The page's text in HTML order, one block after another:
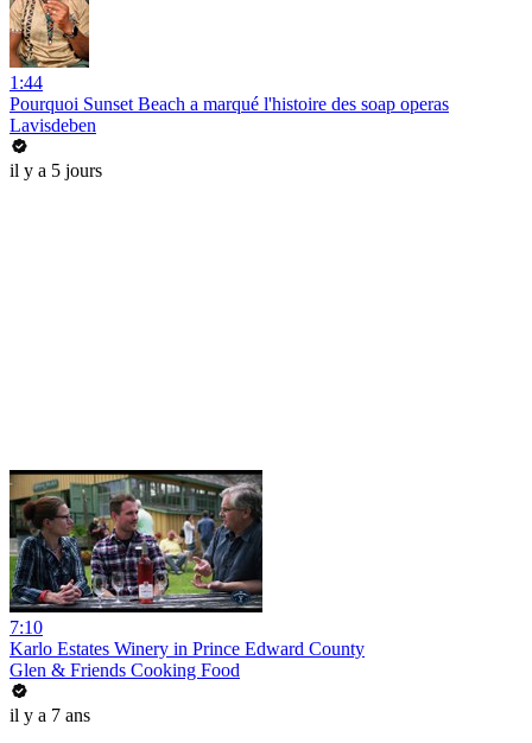
1:44
Pourquoi Sunset Beach a marqué l'histoire des soap operas
Lavisdeben
il y a 5 jours
7:10
Karlo Estates Winery in Prince Edward County
Glen & Friends Cooking Food
il y a 7 ans